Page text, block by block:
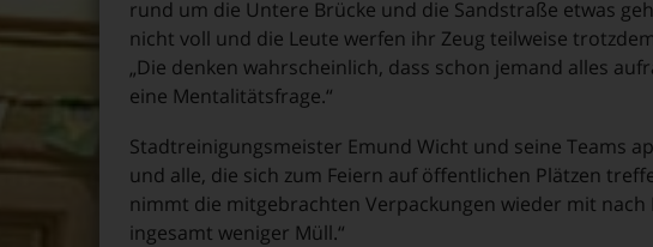
rund um die Untere Brücke und die Sandstraße etwas
nicht voll und die Leute werfen ihr Zeug teilweise
„Die denken wahrscheinlich, dass schon jemand alles
eine Mentalitätsfrage.“
Stadtreinigungsmeister Emund Wicht und seine Teams
und alle, die sich zum Feiern auf öffentlichen Plätzen
nimmt die mitgebrachten Verpackungen wieder mit
ingesamt weniger Müll.“